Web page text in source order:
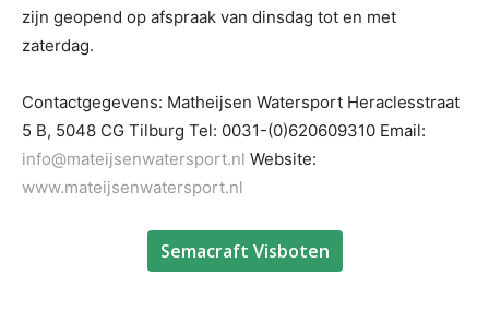
zijn geopend op afspraak van dinsdag tot en met
zaterdag.
Contactgegevens: Matheijsen Watersport Heraclesstraat
5 B, 5048 CG Tilburg Tel: 0031-(0)620609310 Email:
info@mateijsenwatersport.nl Website:
www.mateijsenwatersport.nl
Semacraft Visboten